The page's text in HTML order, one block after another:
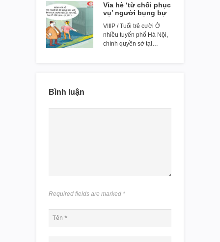
Vỉa hè ‘từ chối phục
vụ’ người bụng bự
VIIIP / Tuổi trẻ cười Ở
nhiều tuyến phố Hà Nội,
chính quyền sở tại…
Bình luận
Required fields are marked *